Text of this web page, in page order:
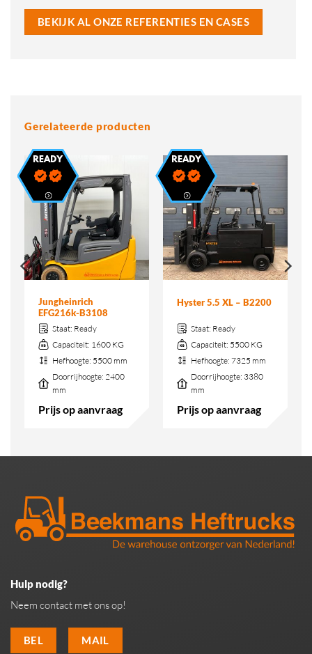
BEKIJK AL ONZE REFERENTIES EN CASES
Gerelateerde producten
Jungheinrich
EFG216k-B3108
Staat: Ready
Capaciteit: 1600 KG
Hefhoogte: 5500 mm
Doorrijhoogte: 2400
mm
Prijs op aanvraag
Hyster 5.5 XL – B2200
Staat: Ready
Capaciteit: 5500 KG
Hefhoogte: 7325 mm
Doorrijhoogte: 3380
mm
Prijs op aanvraag
Hulp nodig?
Neem contact met ons op!
BEL MAIL